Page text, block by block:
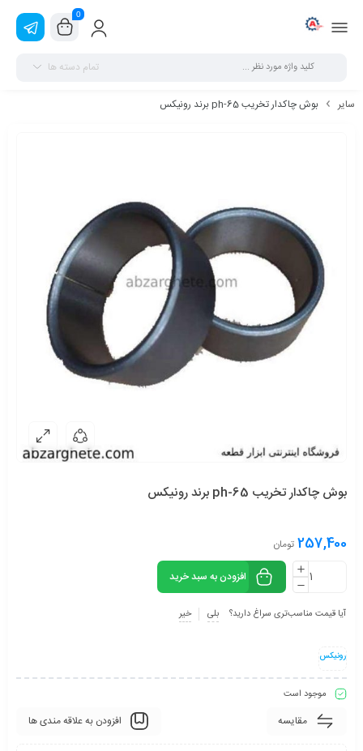
0
تمام دسته ها
سایر بوش چاکدار تخریب 65-ph برند رونیکس
بوش چاکدار تخریب 65-ph برند رونیکس
257,400 تومان
افزودن به سبد خرید
آیا قیمت مناسب‌تری سراغ دارید؟ بلی خیر
رونیکس
موجود است
مقایسه افزودن به علاقه مندی ها